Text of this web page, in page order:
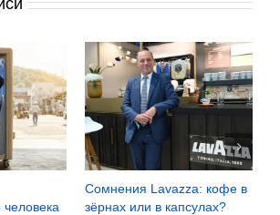
Сомнения Lavazza: кофе в
зёрнах или в капсулах?